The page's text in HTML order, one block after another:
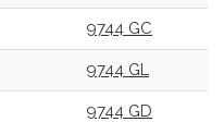
9744 GC
9744 GL
9744 GD